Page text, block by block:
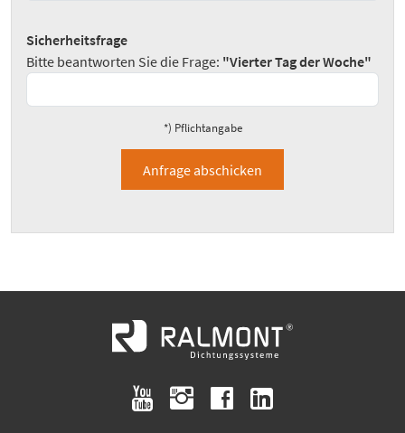
Sicherheitsfrage
Bitte beantworten Sie die Frage: "Vierter Tag der Woche"
*) Pflichtangabe
Anfrage abschicken
youtube instagram facebook linkedin